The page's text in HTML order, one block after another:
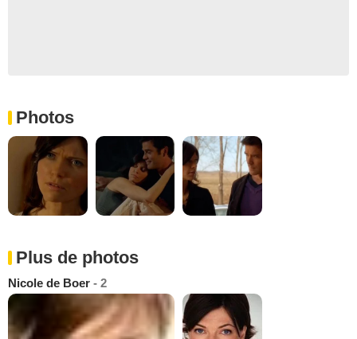
Photos
Plus de photos
Nicole de Boer - 2